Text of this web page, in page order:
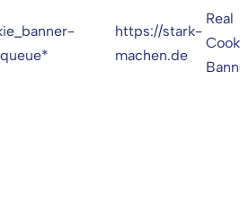
https://stark-
machen.de
Real